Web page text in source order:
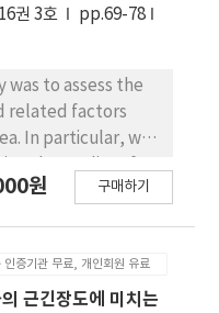
angle of the
우에는 통계적으로 유
. 결론 : 머리를 굴곡시
이 좀더 목뿔위근육
을 높여, 보다 안전한
있을 것이다.
권 3호
pp.69-78
to assess the
related factors
In particular, we
care. We used
total of 3,571
survey. We
원 구매하기
인증기관 무료, 개인회원 유료
근긴장도에 미치는